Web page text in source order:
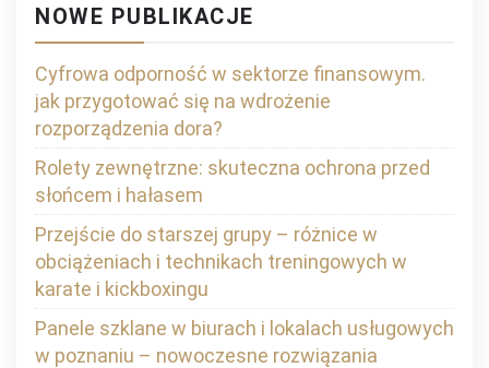
NOWE PUBLIKACJE
Cyfrowa odporność w sektorze finansowym.
jak przygotować się na wdrożenie
rozporządzenia dora?
Rolety zewnętrzne: skuteczna ochrona przed
słońcem i hałasem
Przejście do starszej grupy – różnice w
obciążeniach i technikach treningowych w
karate i kickboxingu
Panele szklane w biurach i lokalach usługowych
w poznaniu – nowoczesne rozwiązania